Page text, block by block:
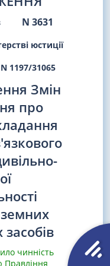
N 3631
юстиції
1197/31065
Змін
про
чинність
Правління